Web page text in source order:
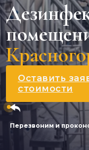
Оставить
стоимости
Перезвоним и